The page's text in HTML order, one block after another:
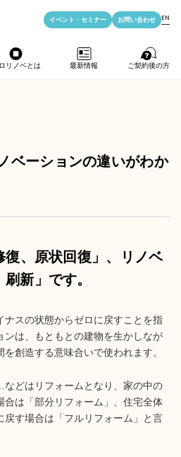
リノベとは
算
最新情報 ご契約後の方
イベント・ セミナー お問い合わせ EN
ベーションの違いがわか
復、原状回復」、リノベ
新」です。
ナスの状態からゼロに戻すことを指
ンは、もともとの建物を生かしなが
創造する意味合いで使われます。
どはリフォームとなり、家の中の
合は「部分リフォーム」、住宅全体
戻す場合は「フルリフォーム」と言